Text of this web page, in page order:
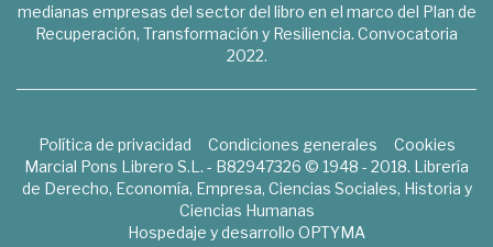
medianas empresas del sector del libro en el marco del Plan de
Recuperación, Transformación y Resiliencia. Convocatoria
2022.
Política de privacidad Condiciones generales
Cookies
Marcial Pons Librero S.L. - B82947326 © 1948 - 2018. Librería
de Derecho, Economía, Empresa, Ciencias Sociales, Historia y
Ciencias Humanas
Hospedaje y desarrollo OPTYMA